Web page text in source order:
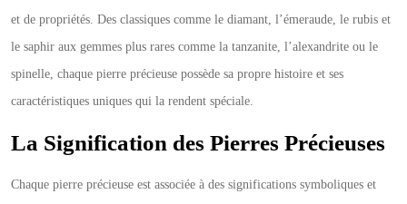
et de propriétés. Des classiques comme le diamant, l’émeraude, le rubis et
le saphir aux gemmes plus rares comme la tanzanite, l’alexandrite ou le
spinelle, chaque pierre précieuse possède sa propre histoire et ses
caractéristiques uniques qui la rendent spéciale.
La Signification des Pierres Précieuses
Chaque pierre précieuse est associée à des significations symboliques et